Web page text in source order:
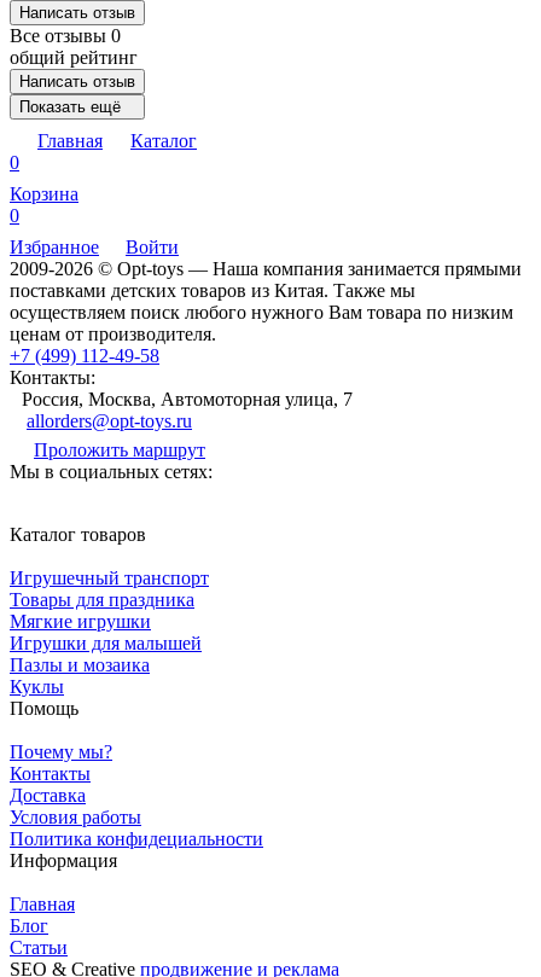
Написать отзыв
Все отзывы 0
общий рейтинг
Написать отзыв
Показать ещё
Главная
Каталог
0
Корзина
0
Избранное
Войти
2009-2026 © Opt-toys — Наша компания занимается прямыми
поставками детских товаров из Китая. Также мы
осуществляем поиск любого нужного Вам товара по низким
ценам от производителя.
+7 (499) 112-49-58
Контакты:
Россия, Москва, Автомоторная улица, 7
allorders@opt-toys.ru
Проложить маршрут
Мы в социальных сетях:
Каталог товаров
Игрушечный транспорт
Товары для праздника
Мягкие игрушки
Игрушки для малышей
Пазлы и мозаика
Куклы
Помощь
Почему мы?
Контакты
Доставка
Условия работы
Политика конфидециальности
Информация
Главная
Блог
Статьи
SЕО & Сreative продвижение и реклама